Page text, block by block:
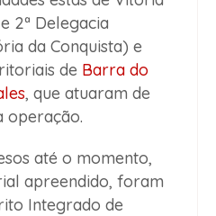
2ª Delegacia
da Conquista) e
de Barra do
, que atuaram de
operação.
até o momento,
apreendido, foram
Integrado de